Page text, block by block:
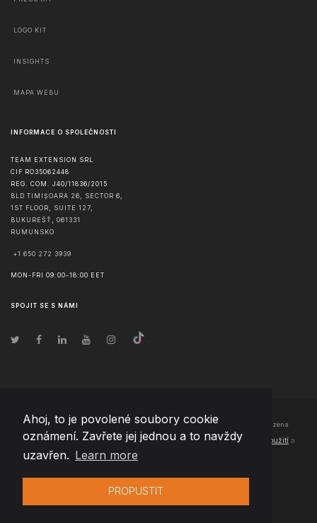
Ahoj, to je povolené soubory cookie
oznámení. Zavřete jej jednou a to navždy
uzavřen. Learn more
PROPUSTIT
LOGO KIT
INSIGHTS
MAPA WEBU
INFORMACE O SPOLEČNOSTI
TEAM EXTENSION SRL
CIF RO35062448
REG. COM. J40/11836/2015
BLD TIMIȘOARA 26, SECTOR 6,
1ST FLOOR, SUITE 127,
BUKUREŠŤ , 061331
RUMUNSKO
+1 650 272 3939
MON-FRI 09:00-18:00 EET
SPOJIT SE S NÁMI
© Copyright2026 Team Extension Czech Republic- Všechna práva vyhrazena
Changelog● Používáním těchto stránek souhlasíte s našimiPodmínky použití a
Politika soukromí